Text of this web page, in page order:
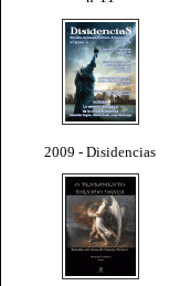
2009 - Disidencias